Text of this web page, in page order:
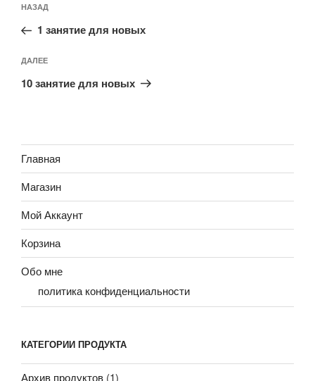
по
записям
Предыдущая
запись:
НАЗАД
1 занятие для новых
Следующая
запись
ДАЛЕЕ
10 занятие для новых
Главная
Магазин
Мой Аккаунт
Корзина
Обо мне
политика конфиденциальности
КАТЕГОРИИ ПРОДУКТА
Архив продуктов (1)